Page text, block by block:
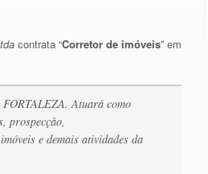
contrata “Corretor de imóveis” em
Atuará como
prospecção,
e demais atividades da